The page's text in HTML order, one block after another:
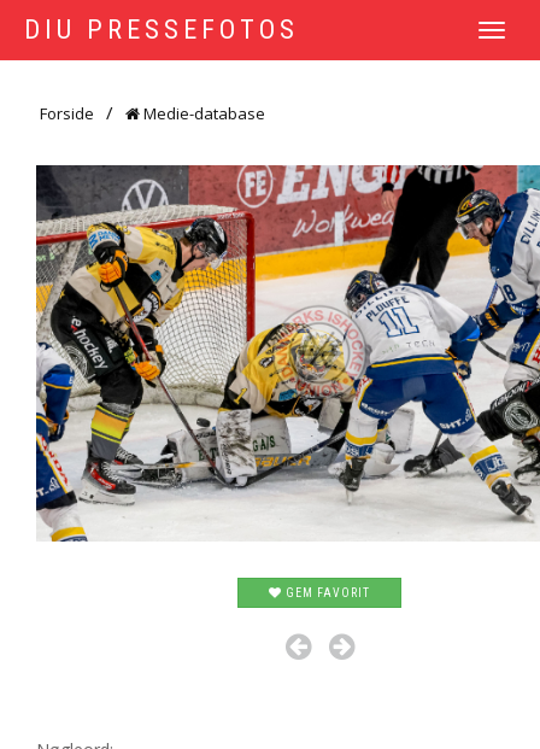
DIU PRESSEFOTOS
TOGGLE
Forside Medie-database
GEM FAVORIT